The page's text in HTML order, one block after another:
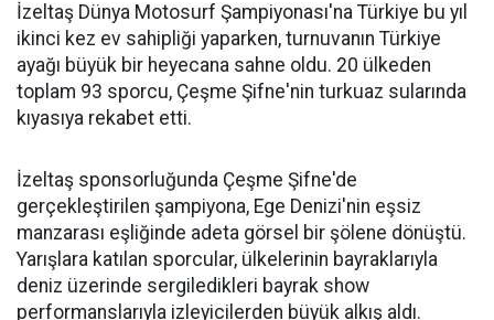
İzeltaş Dünya Motosurf Şampiyonası'na Türkiye bu yıl
ikinci kez ev sahipliği yaparken, turnuvanın Türkiye
ayağı büyük bir heyecana sahne oldu. 20 ülkeden
toplam 93 sporcu, Çeşme Şifne'nin turkuaz sularında
kıyasıya rekabet etti.
İzeltaş sponsorluğunda Çeşme Şifne'de
gerçekleştirilen şampiyona, Ege Denizi'nin eşsiz
manzarası eşliğinde adeta görsel bir şölene dönüştü.
Yarışlara katılan sporcular, ülkelerinin bayraklarıyla
deniz üzerinde sergiledikleri bayrak show
performanslarıyla izleyicilerden büyük alkış aldı.